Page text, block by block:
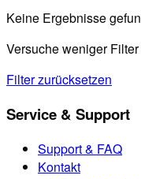
Keine Ergebnisse
Versuche weniger
Filter zurücksetzen
Service & Support
Support & FAQ
Kontakt